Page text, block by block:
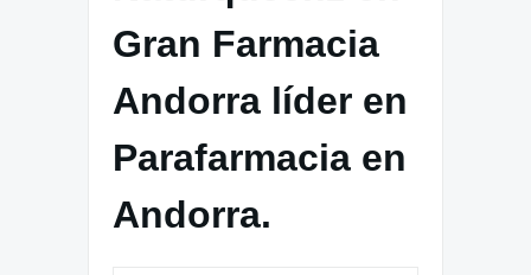
Gran Farmacia
Andorra líder en
Parafarmacia en
Andorra.